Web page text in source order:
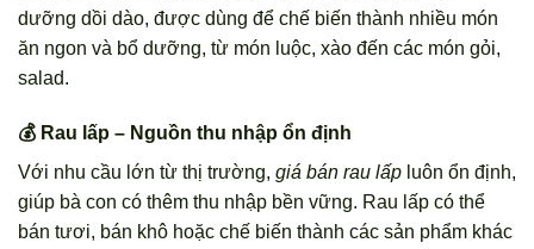
dưỡng dồi dào, được dùng để chế biến thành nhiều món
ăn ngon và bổ dưỡng, từ món luộc, xào đến các món gỏi,
salad.
💰 Rau lấp – Nguồn thu nhập ổn định
Với nhu cầu lớn từ thị trường, giá bán rau lấp luôn ổn định,
giúp bà con có thêm thu nhập bền vững. Rau lấp có thể
bán tươi, bán khô hoặc chế biến thành các sản phẩm khác